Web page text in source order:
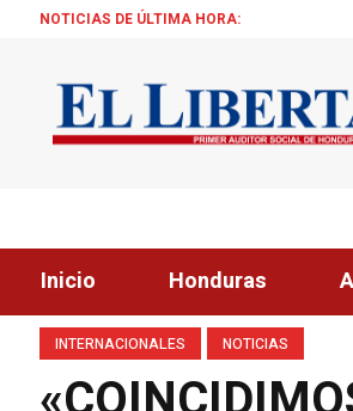
NOTICIAS DE ÚLTIMA HORA:
Inicio Honduras
INTERNACIONALES NOTICIAS